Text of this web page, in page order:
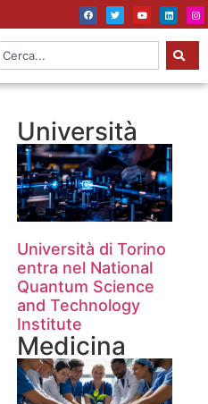
Università
Università di Torino
entra nel National
Quantum Science
and Technology
Institute
Medicina